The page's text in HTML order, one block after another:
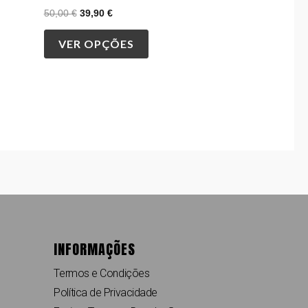
50,00€ 39,90 €
VER OPÇÕES
INFORMAÇÕES
Termos e Condições
Política de Privacidade